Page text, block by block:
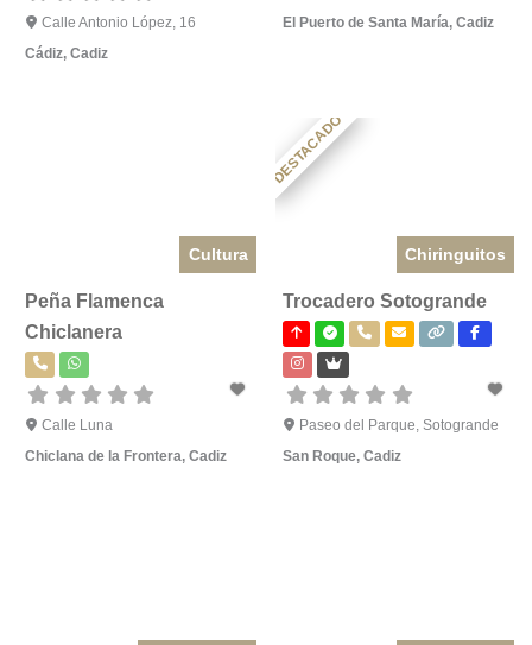
Calle Antonio López, 16
Cádiz, Cadiz
El Puerto de Santa María,Cadiz
Cultura
Peña Flamenca
Chiclanera
Calle Luna
Chiclana de la Frontera, Cadiz
DESTACADO
Chiringuitos
Trocadero Sotogrande
Paseo del Parque, Sotogrande
San Roque,Cadiz